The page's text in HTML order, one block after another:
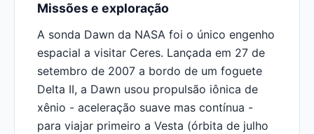
Missões e exploração
A sonda Dawn da NASA foi o único engenho
espacial a visitar Ceres. Lançada em 27 de
setembro de 2007 a bordo de um foguete
Delta II, a Dawn usou propulsão iônica de
xênio - aceleração suave mas contínua -
para viajar primeiro a Vesta (órbita de julho